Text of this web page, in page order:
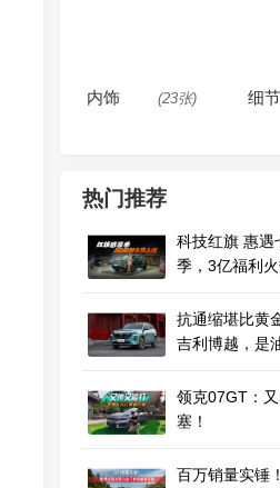
内饰 (23张) 细节
热门推荐
科技红旗 惠遇
季，3亿福利
抗通缩堪比黄
吉利博越，是
领克07GT：
塞！
百万销量实锤